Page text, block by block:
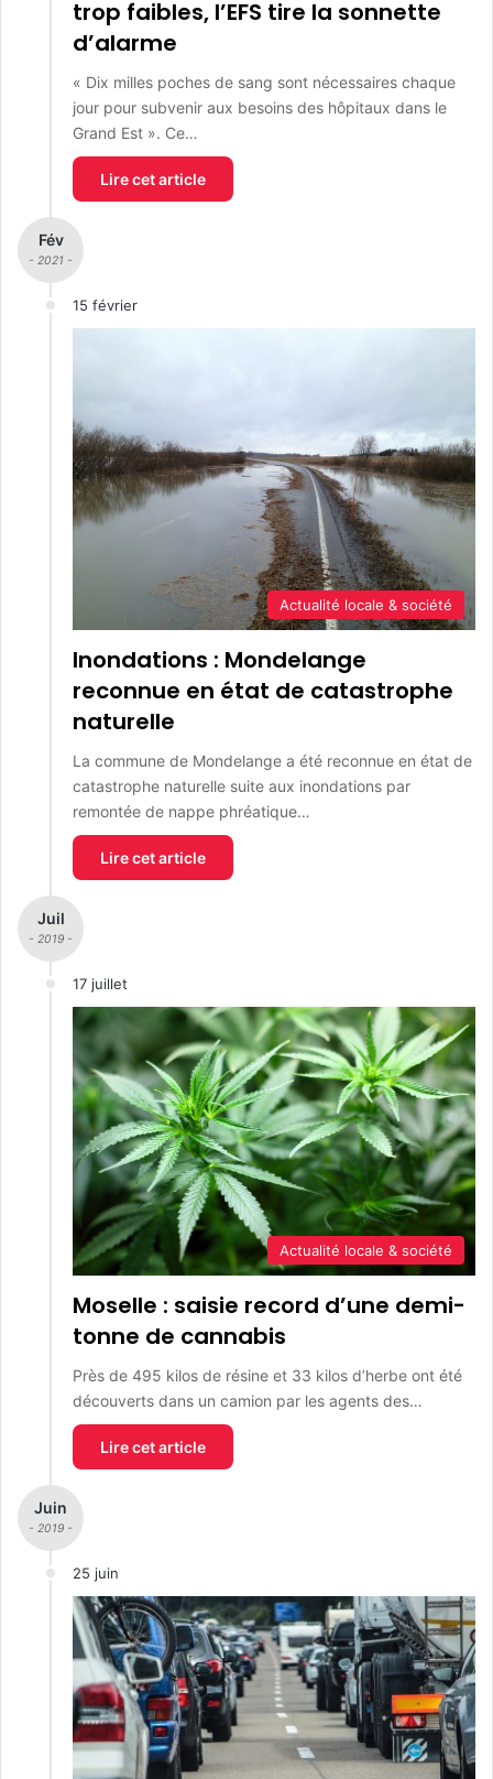
trop faibles, l’EFS tire la sonnette
d’alarme
« Dix milles poches de sang sont nécessaires chaque
jour pour subvenir aux besoins des hôpitaux dans le
Grand Est ». Ce…
Lire cet article
Fév
- 2021 -
15 février
Actualité locale & société
Inondations : Mondelange
reconnue en état de catastrophe
naturelle
La commune de Mondelange a été reconnue en état de
catastrophe naturelle suite aux inondations par
remontée de nappe phréatique…
Lire cet article
Juil
- 2019 -
17 juillet
Actualité locale & société
Moselle : saisie record d’une demi-
tonne de cannabis
Près de 495 kilos de résine et 33 kilos d’herbe ont été
découverts dans un camion par les agents des…
Lire cet article
Juin
- 2019 -
25 juin